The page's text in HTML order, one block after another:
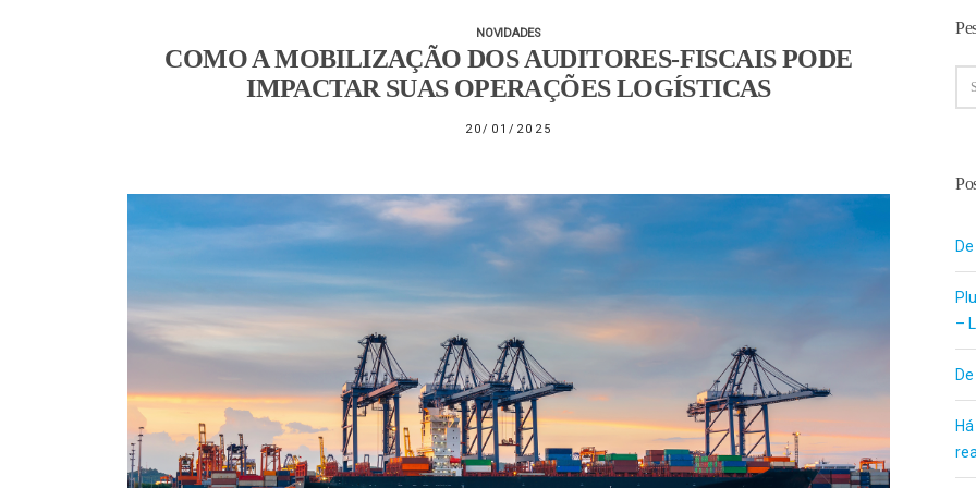
NOVIDADES
COMO A MOBILIZAÇÃO DOS AUDITORES-FISCAIS PODE
IMPACTAR SUAS OPERAÇÕES LOGÍSTICAS
20/01/2025
–